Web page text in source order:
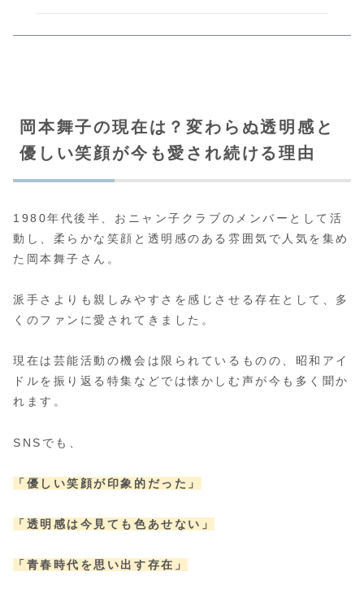
岡本舞子の現在は？変わらぬ透明感と
優しい笑顔が今も愛され続ける理由
1980年代後半、おニャン子クラブのメンバーとして活
動し、柔らかな笑顔と透明感のある雰囲気で人気を集め
た岡本舞子さん。
派手さよりも親しみやすさを感じさせる存在として、多
くのファンに愛されてきました。
現在は芸能活動の機会は限られているものの、昭和アイ
ドルを振り返る特集などでは懐かしむ声が今も多く聞か
れます。
SNSでも、
「優しい笑顔が印象的だった」
「透明感は今見ても色あせない」
「青春時代を思い出す存在」